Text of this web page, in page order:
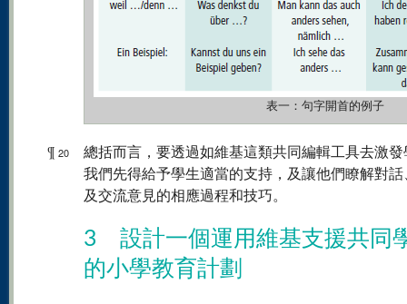
表一：句字開首的例子
¶ 20
總括而言，要透過如維基這類共同編輯工具去激
我們先得給予學生適當的支持，及讓他們瞭解對
及交流意見的相應過程和技巧。
3 設計一個運用維基支援共同
的小學教育計劃